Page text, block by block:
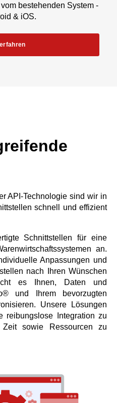
bestehenden System -
& iOS.
API-Technologie sind wir in
schnell und effizient
Schnittstellen für eine
an.
Anpassungen und
nach Ihren Wünschen
es Ihnen, Daten und
und Ihrem bevorzugten
Unsere Lösungen
reibungslose Integration zu
sowie Ressourcen zu